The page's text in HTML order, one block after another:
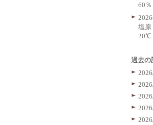
60％
塩
20℃
過去の